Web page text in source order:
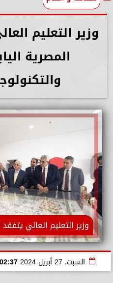
وزير التعليم
المصرية
وزير التعليم العالي يتفقد
السبت، 27 أبريل 2024 02:37 مـ